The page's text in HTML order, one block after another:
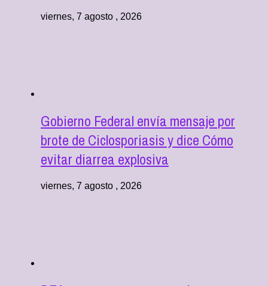
viernes, 7 agosto , 2026
Gobierno Federal envía mensaje por
brote de Ciclosporiasis y dice Cómo
evitar diarrea explosiva
viernes, 7 agosto , 2026